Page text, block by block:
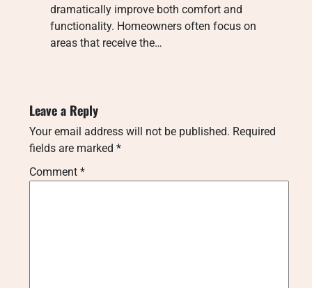
dramatically improve both comfort and
functionality. Homeowners often focus on
areas that receive the…
Leave a Reply
Your email address will not be published. Required
fields are marked *
Comment *